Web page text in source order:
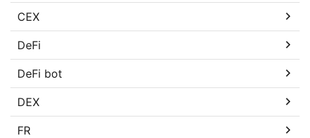
CEX
DeFi
DeFi bot
DEX
FR